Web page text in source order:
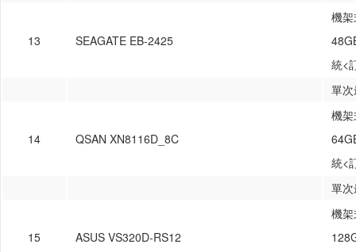
13 SEAGATE EB-2425
機
統<
單
14 QSAN XN8116D_8C
機
統<
單
15 ASUS VS320D-RS12
機